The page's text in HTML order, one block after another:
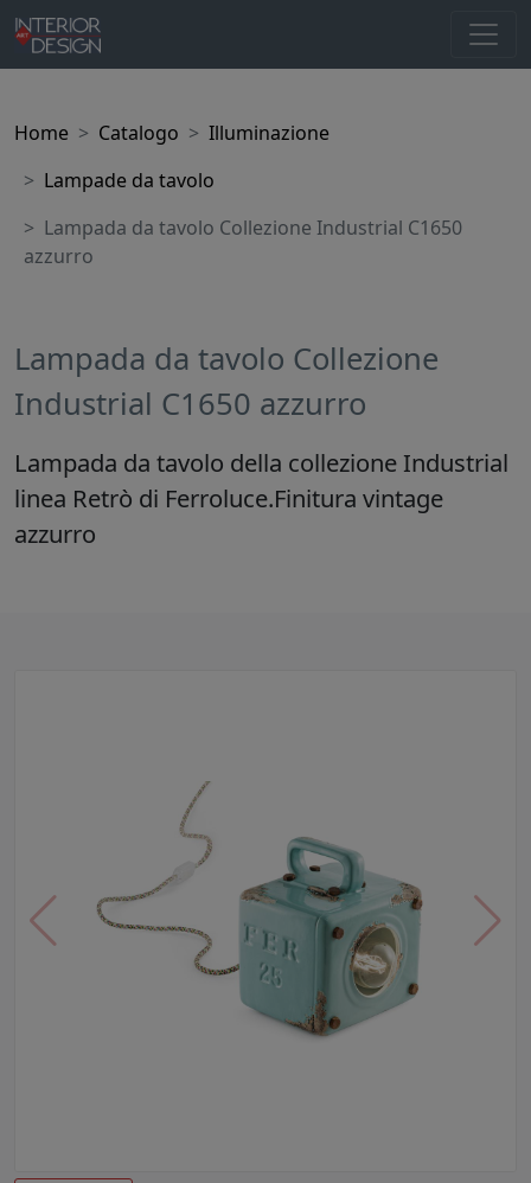
Home Catalogo
Illuminazione
Lampade da tavolo
Lampada da tavolo Collezione Industrial C1650
azzurro
Lampada da tavolo Collezione
Industrial C1650 azzurro
Lampada da tavolo della collezione Industrial
linea Retrò di Ferroluce.Finitura vintage
azzurro